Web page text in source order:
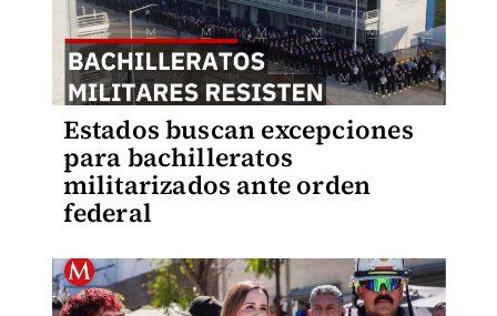
Estados buscan excepciones
para bachilleratos
militarizados ante orden
federal